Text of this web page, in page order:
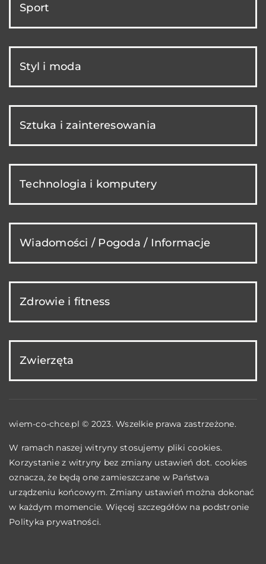
Sport
Styl i moda
Sztuka i zainteresowania
Technologia i komputery
Wiadomości / Pogoda / Informacje
Zdrowie i fitness
Zwierzęta
wiem-co-chce.pl © 2023. Wszelkie prawa zastrzeżone.
W ramach naszej witryny stosujemy pliki cookies.
Korzystanie z witryny bez zmiany ustawień dot. cookies
oznacza, że będą one zamieszczane w Państwa
urządzeniu końcowym. Zmiany ustawień można dokonać
w każdym momencie. Więcej szczegółów na podstronie
Polityka prywatności.